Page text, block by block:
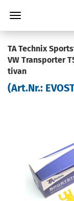
TA Tech­nix
VW Trans­por­ter
ti­van
(Art.Nr.: